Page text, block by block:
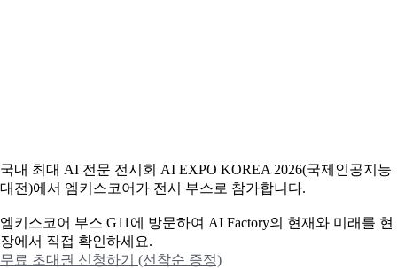
국내 최대 AI 전문 전시회 AI EXPO KOREA 2026(국제인공지능
대전)에서 엠키스코어가 전시 부스로 참가합니다.
엠키스코어 부스 G11에 방문하여 AI Factory의 현재와 미래를 현
장에서 직접 확인하세요.
무료 초대권 신청하기 (선착순 증정)